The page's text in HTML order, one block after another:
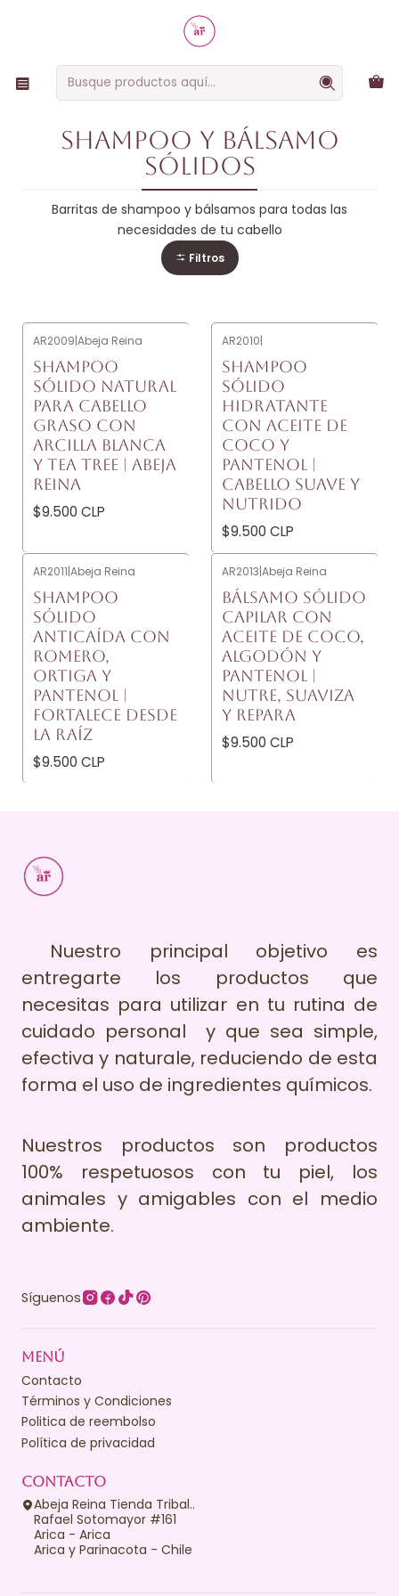
RUTINAS SIMPLES, EFECTIVAS Y NATURALES
Inicio Productos capilares Shampoo y bálsamo sólidos
Shampoo y bálsamo
sólidos
Barritas de shampoo y bálsamos para todas las
necesidades de tu cabello
Filtros
AR2009|Abeja Reina
SHAMPOO
SÓLIDO NATURAL
PARA CABELLO
GRASO CON
ARCILLA BLANCA
Y TEA TREE | ABEJA
REINA
$9.500 CLP
AR2010|
SHAMPOO
SÓLIDO
HIDRATANTE
CON ACEITE DE
COCO Y
PANTENOL |
CABELLO SUAVE Y
NUTRIDO
$9.500 CLP
AR2011|Abeja Reina
SHAMPOO
SÓLIDO
ANTICAÍDA CON
ROMERO,
ORTIGA Y
PANTENOL |
FORTALECE DESDE
LA RAÍZ
$9.500 CLP
AR2013|Abeja Reina
BÁLSAMO SÓLIDO
CAPILAR CON
ACEITE DE COCO,
ALGODÓN Y
PANTENOL |
NUTRE, SUAVIZA
Y REPARA
$9.500 CLP
Nuestro principal objetivo es
entregarte los productos que
necesitas para utilizar en tu rutina de
cuidado personal y que sea simple,
efectiva y naturale, reduciendo de esta
forma el uso de ingredientes químicos.
Nuestros productos son productos
100% respetuosos con tu piel, los
animales y amigables con el medio
ambiente.
Síguenos
MENÚ
Contacto
Términos y Condiciones
Politica de reembolso
Política de privacidad
CONTACTO
Abeja Reina Tienda Tribal..
Rafael Sotomayor #161
Arica - Arica
Arica y Parinacota - Chile